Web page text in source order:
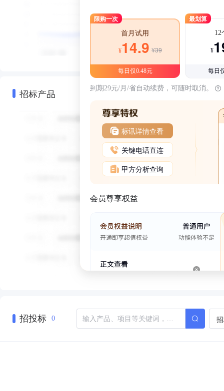
招标产品
限购一次
首月试用
¥14.9 ¥39
每日仅0.48元
最划算
12
¥
每日
到期29元/月/省自动续费，可随时取消。
标讯详情查看
关键电话直连
甲方分析查询
会员尊享权益
招投标 0